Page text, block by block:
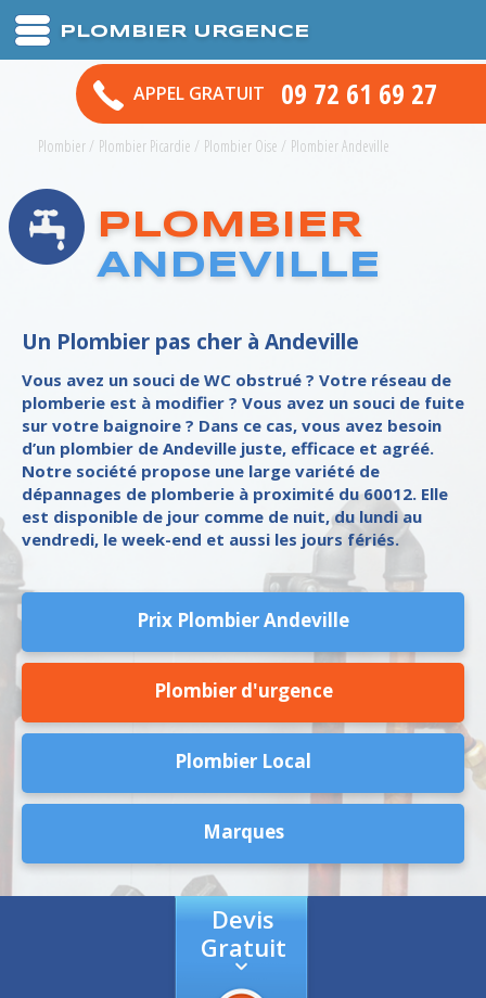
PLOMBIER URGENCE
APPEL GRATUIT 09 72 61 69 27
Plombier/ Plombier Picardie / Plombier Oise / Plombier Andeville
PLOMBIER
ANDEVILLE
Un Plombier pas cher à Andeville
Vous avez un souci de WC obstrué ? Votre réseau de
plomberie est à modifier ? Vous avez un souci de fuite
sur votre baignoire ? Dans ce cas, vous avez besoin
d’un plombier de Andeville juste, efficace et agréé.
Notre société propose une large variété de
dépannages de plomberie à proximité du 60012. Elle
est disponible de jour comme de nuit, du lundi au
vendredi, le week-end et aussi les jours fériés.
Prix Plombier Andeville
Plombier d'urgence
Plombier Local
Marques
Devis
Gratuit